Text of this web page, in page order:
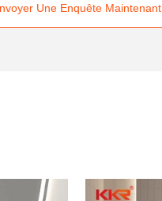
Une Enquête Maintenant